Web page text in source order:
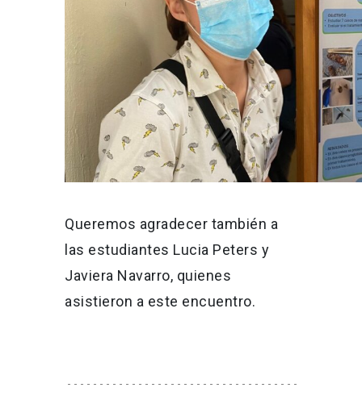
Queremos agradecer también a
las estudiantes Lucia Peters y
Javiera Navarro, quienes
asistieron a este encuentro.